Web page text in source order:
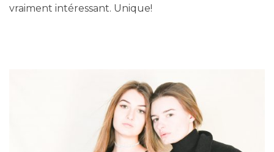
vraiment intéressant. Unique!